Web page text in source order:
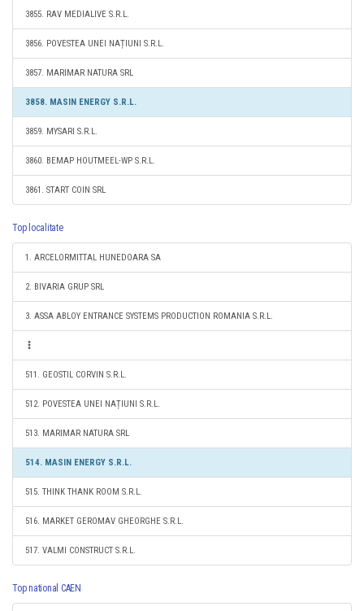
3855. RAV MEDIALIVE S.R.L.
3856. POVESTEA UNEI NAȚIUNI S.R.L.
3857. MARIMAR NATURA SRL
3858. MASIN ENERGY S.R.L.
3859. MYSARI S.R.L.
3860. BEMAP HOUTMEEL-WP S.R.L.
3861. START COIN SRL
Top localitate
1. ARCELORMITTAL HUNEDOARA SA
2. BIVARIA GRUP SRL
3. ASSA ABLOY ENTRANCE SYSTEMS PRODUCTION ROMANIA S.R.L.
511. GEOSTIL CORVIN S.R.L.
512. POVESTEA UNEI NAȚIUNI S.R.L.
513. MARIMAR NATURA SRL
514. MASIN ENERGY S.R.L.
515. THINK THANK ROOM S.R.L.
516. MARKET GEROMAV GHEORGHE S.R.L.
517. VALMI CONSTRUCT S.R.L.
Top national CAEN